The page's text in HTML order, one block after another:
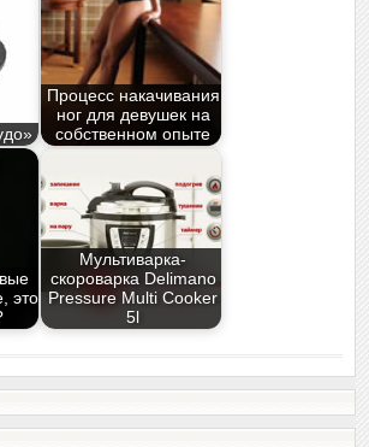
Процесс накачивания
ног для девушек на
собственном опыте
это
Мультиварка-
скороварка Delimano
Pressure Multi Cooker
5l